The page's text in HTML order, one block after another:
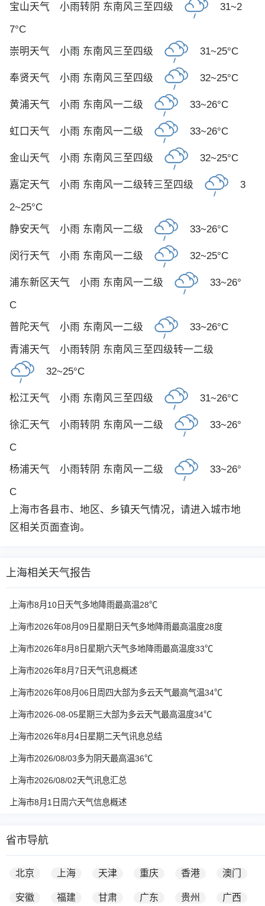
宝山天气 小雨转阴 东南风三至四级 31~2
7°C
崇明天气 小雨 东南风三至四级 31~25°C
奉贤天气 小雨 东南风三至四级 32~25°C
黄浦天气 小雨 东南风一二级 33~26°C
虹口天气 小雨 东南风一二级 33~26°C
金山天气 小雨 东南风三至四级 32~25°C
嘉定天气 小雨 东南风一二级转三至四级 3
2~25°C
静安天气 小雨 东南风一二级 33~26°C
闵行天气 小雨 东南风一二级 32~25°C
浦东新区天气 小雨 东南风一二级 33~26°
C
普陀天气 小雨 东南风一二级 33~26°C
青浦天气 小雨转阴 东南风三至四级转一二级
32~25°C
松江天气 小雨 东南风三至四级 31~26°C
徐汇天气 小雨转阴 东南风一二级 33~26°
C
杨浦天气 小雨转阴 东南风一二级 33~26°
C
上海市各县市、地区、乡镇天气情况，请进入城市地
区相关页面查询。
上海相关天气报告
上海市8月10日天气多地降雨最高温28℃
上海市2026年08月09日星期日天气多地降雨最高温度28度
上海市2026年8月8日星期六天气多地降雨最高温度33℃
上海市2026年8月7日天气讯息概述
上海市2026年08月06日周四大部为多云天气最高气温34℃
上海市2026-08-05星期三大部为多云天气最高温度34℃
上海市2026年8月4日星期二天气讯息总结
上海市2026/08/03多为阴天最高温36℃
上海市2026/08/02天气讯息汇总
上海市8月1日周六天气信息概述
省市导航
北京 上海 天津 重庆 香港 澳门
安徽 福建 甘肃 广东 贵州 广西